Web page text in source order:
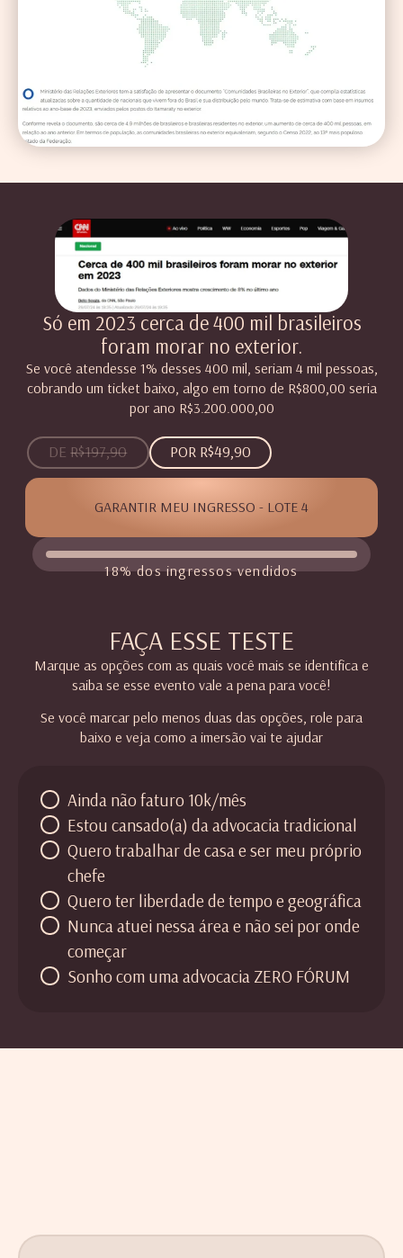
Só em 2023 cerca de 400 mil brasileiros
foram morar no exterior.
Se você atendesse 1% desses 400 mil, seriam 4 mil pessoas,
cobrando um ticket baixo, algo em torno de R$800,00 seria
por ano R$3.200.000,00
DER$197,90 POR R$49,90
GARANTIR MEU INGRESSO - LOTE 4
18% dos ingressos vendidos
FAÇA ESSE TESTE
Marque as opções com as quais você mais se identifica e
saiba se esse evento vale a pena para você!
Se você marcar pelo menos duas das opções, role para
baixo e veja como a imersão vai te ajudar
Ainda não faturo 10k/mês
Estou cansado(a) da advocacia tradicional
Quero trabalhar de casa e ser meu próprio
chefe
Quero ter liberdade de tempo e geográfica
Nunca atuei nessa área e não sei por onde
começar
Sonho com uma advocacia ZERO FÓRUM